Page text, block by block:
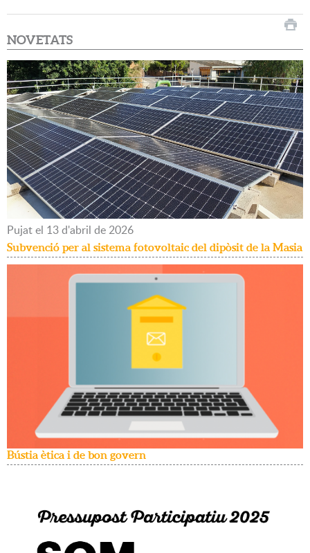
NOVETATS
Pujatel 13d'abril de 2026
Subvenció per al sistema fotovoltaic del dipòsit de la Masia
Bústia ètica i de bon govern